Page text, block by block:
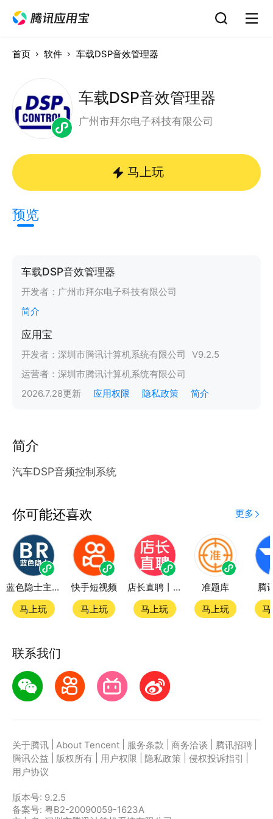
首页 软件 车载DSP音效管理器
车载DSP音效管理器
广州市拜尔电子科技有限公司
马上玩
预览
车载DSP音效管理器
开发者： 广州市拜尔电子科技有限公司
简介
应用宝
开发者： 深圳市腾讯计算机系统有限公司 V9.2.5
运营者： 深圳市腾讯计算机系统有限公司
2026.7.28更新 应用权限 隐私政策 简介
简介
汽车DSP音频控制系统
你可能还喜欢 更多
蓝色隐士主题站
马上玩
快手短视频
马上玩
店长直聘丨求职招聘找工作
马上玩
准题库
马上玩
腾
联系我们
关于腾讯 About Tencent 服务条款 商务洽谈 腾讯招聘
腾讯公益
版权所有 用户权限 隐私政策 侵权投诉指引
用户协议
版本号: 9.2.5
备案号: 粤B2-20090059-1623A